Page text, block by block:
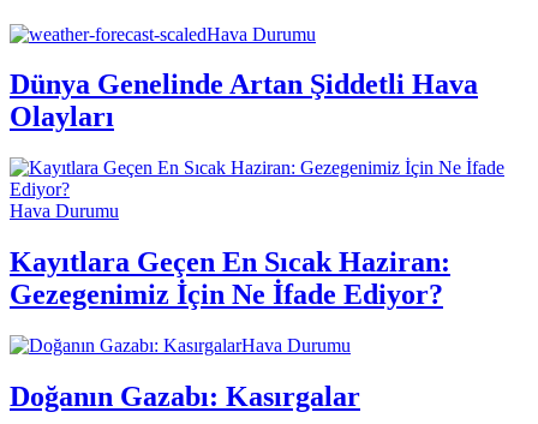
Hava Durumu
Dünya Genelinde Artan Şiddetli Hava
Olayları
Hava Durumu
Kayıtlara Geçen En Sıcak Haziran:
Gezegenimiz İçin Ne İfade Ediyor?
Hava Durumu
Doğanın Gazabı: Kasırgalar